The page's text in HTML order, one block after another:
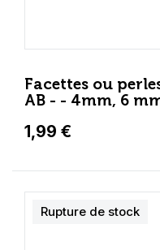
Facettes ou
AB - - 4mm, 6
1,99 €
Rupture de stock